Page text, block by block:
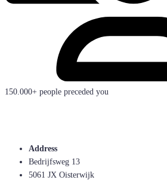
150.000+ people preceded you
Address
Bedrijfsweg 13
5061 JX Oisterwijk